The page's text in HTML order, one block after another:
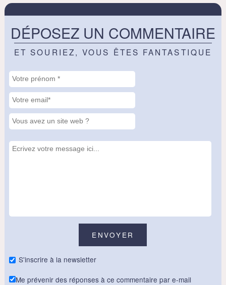
DÉPOSEZ UN COMMENTAIRE
ET SOURIEZ, VOUS ÊTES FANTASTIQUE
S'inscrire à la newsletter
Me prévenir des réponses à ce commentaire par e-mail